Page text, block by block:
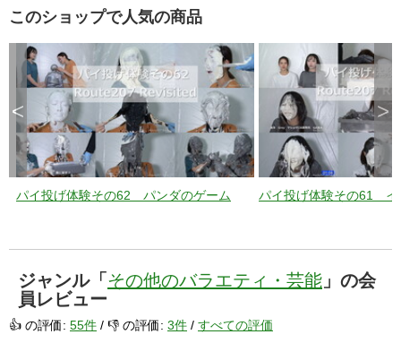
このショップで人気の商品
パイ投げ体験その62 パンダのゲーム パイ投げ体験その61 イ
< >
ジャンル「 その他のバラエティ・芸能 」の会
員レビュー
👍 の評価: 55件 / 👎 の評価: 3件 / すべての評価